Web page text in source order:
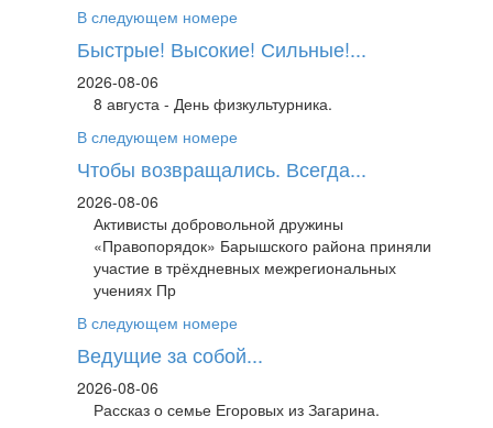
В следующем номере
Быстрые! Высокие! Сильные!...
2026-08-06
8 августа - День физкультурника.
В следующем номере
Чтобы возвращались. Всегда...
2026-08-06
Активисты добровольной дружины
«Правопорядок» Барышского района приняли
участие в трёхдневных межрегиональных
учениях Пр
В следующем номере
Ведущие за собой...
2026-08-06
Рассказ о семье Егоровых из Загарина.